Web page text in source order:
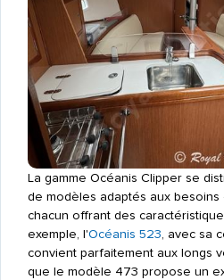
La gamme Océanis Clipper se
de modèles adaptés aux besoins
chacun offrant des
exemple, l'Océanis 523, avec sa
convient parfaitement aux longs
que le modèle 473 propose un